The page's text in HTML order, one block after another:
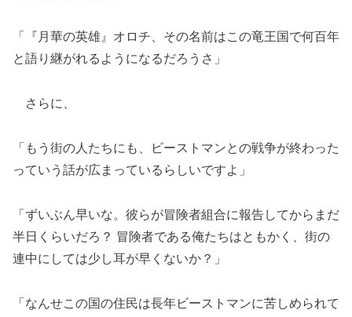
「『月華の英雄』オロチ、その名前はこの竜王国で何百年
と語り継がれるようになるだろうさ」
さらに、
「もう街の人たちにも、ビーストマンとの戦争が終わった
っていう話が広まっているらしいですよ」
「ずいぶん早いな。彼らが冒険者組合に報告してからまだ
半日くらいだろ？ 冒険者である俺たちはともかく、街の
連中にしては少し耳が早くないか？」
「なんせこの国の住民は長年ビーストマンに苦しめられて